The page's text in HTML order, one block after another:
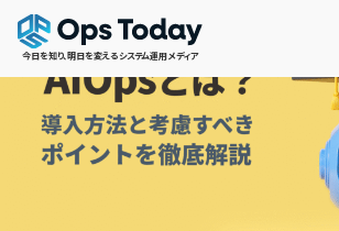
今日を知り、明日を変えるシステム運用メディア